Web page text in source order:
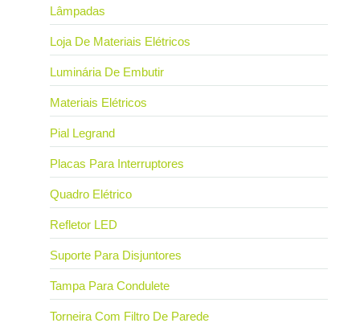
Lâmpadas
Loja De Materiais Elétricos
Luminária De Embutir
Materiais Elétricos
Pial Legrand
Placas Para Interruptores
Quadro Elétrico
Refletor LED
Suporte Para Disjuntores
Tampa Para Condulete
Torneira Com Filtro De Parede